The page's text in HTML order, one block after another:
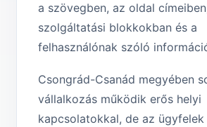
a szövegben, az oldal
szolgáltatási blokkokban és a
felhasználónak szóló
Csongrád-Csanád megyében
vállalkozás működik erős helyi
kapcsolatokkal, de az ügyfelek